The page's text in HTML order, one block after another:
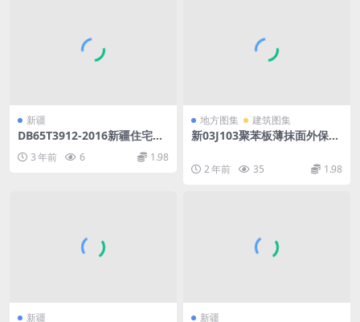
新疆
DB65T3912-2016新疆住宅用
户进户门通用技术条件.pdf
3 年前 6 1.98
地方图集 建筑图集
新03J103聚苯板薄抹面外保温
2 年前 35 1.98
新疆 新疆